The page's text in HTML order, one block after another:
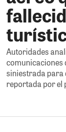
Autoridades
comunicaciones
siniestrada para
reportada por el